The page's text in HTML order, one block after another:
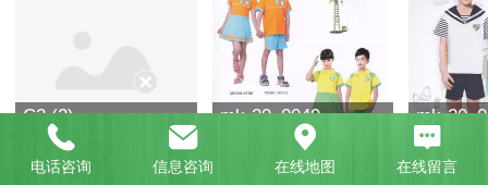
C2 (2) mk-20_0049 mk-
电话咨询 信息咨询 在线地图 在线留言